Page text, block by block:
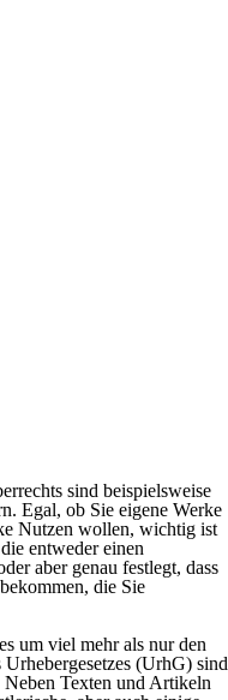
sind beispielsweise
Egal, ob Sie eigene Werke
Nutzen wollen, wichtig ist
entweder einen
aber genau festlegt, dass
die Sie
um viel mehr als nur den
(UrhG) sind
Texten und Artikeln